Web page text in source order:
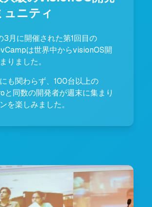
ュニティ
月に開催された第1回目の
は世界中からvisionOS開
りました。
も関わらず、100台以上の
と同数の開発者が週末に集まり
を楽しみました。